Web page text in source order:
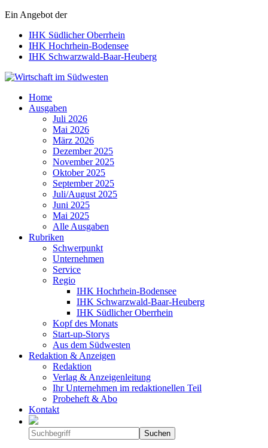
Ein Angebot der
IHK Südlicher Oberrhein
IHK Hochrhein-Bodensee
IHK Schwarzwald-Baar-Heuberg
Wirtschaft im Südwesten
Home
Ausgaben
Juli 2026
Mai 2026
März 2026
Dezember 2025
November 2025
Oktober 2025
September 2025
Juli/August 2025
Juni 2025
Mai 2025
Alle Ausgaben
Rubriken
Schwerpunkt
Unternehmen
Service
Regio
IHK Hochrhein-Bodensee
IHK Schwarzwald-Baar-Heuberg
IHK Südlicher Oberrhein
Kopf des Monats
Start-up-Storys
Aus dem Südwesten
Redaktion & Anzeigen
Redaktion
Verlag & Anzeigenleitung
Ihr Unternehmen im redaktionellen Teil
Probeheft & Abo
Kontakt